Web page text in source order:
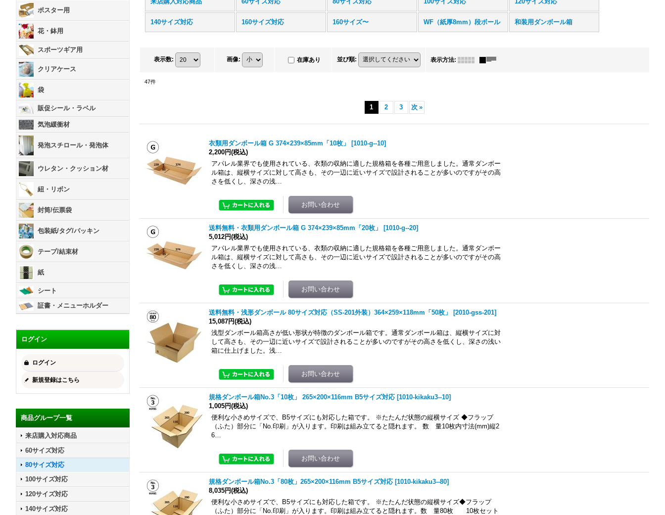
ポスター用
花・鉢用
スポーツギア用
クリアケース
袋
販促シール・ラベル
気泡緩衝材
発泡スチロール・発泡体
ウレタン・クッション材
紐・リボン
封筒/伝票袋
包装紙/タグ/パッキン
テープ/結束材
紙
シート
証書・メニューホルダー
ログイン
ログイン
新規登録はこちら
商品グループ一覧
来店購入対応商品
60サイズ対応
80サイズ対応
100サイズ対応
120サイズ対応
140サイズ対応
140サイズ対応 160サイズ対応 160サイズ〜 WF（紙厚8mm）段ボール 和装用ダンボール箱
表示数: 画像: 在庫あり 並び順: 表示方法:
47件
1 2 3 次 »
衣類用ダンボール箱 G 374×239×85mm「10枚」 [1010-g--10]
2,200円(税込)
アパレル業界でも使用されている、衣類の収納に適した規格箱を各種ご用意しました。通常ダンボー
ル箱は、縦横サイズに対して高さも、その一辺に近いサイズで設計されることが多いのですがその高
さを低くし、深さの浅…
送料無料・衣類用ダンボール箱 G 374×239×85mm「20枚」 [1010-g--20]
5,012円(税込)
アパレル業界でも使用されている、衣類の収納に適した規格箱を各種ご用意しました。通常ダンボー
ル箱は、縦横サイズに対して高さも、その一辺に近いサイズで設計されることが多いのですがその高
さを低くし、深さの浅…
送料無料・浅形ダンボール 80サイズ対応（SS-201外装）364×259×118mm「50枚」 [2010-gss-201]
15,087円(税込)
浅型ダンボール箱高さが低い形状が特徴のダンボール箱です。通常ダンボール箱は、縦横サイズに対
して高さも、その一辺に近いサイズで設計されることが多いのですがその高さを低くし、深さの浅い
箱に仕上げました。浅…
規格ダンボール箱No.3「10枚」 265×200×116mm B5サイズ対応 [1010-kikaku3--10]
1,005円(税込)
便利な小さめサイズで、B5サイズにも対応した箱です。 ※たたんだ状態の縦横サイズ ◆フラップ
（ふた）部分に「No.印刷」が入ります。印刷は組み立てると隠れます。 数 量10枚内寸法(mm)縦2
6…
規格ダンボール箱No.3「80枚」265×200×116mm B5サイズ対応 [1010-kikaku3--80]
8,035円(税込)
便利な小さめサイズで、B5サイズにも対応した箱です。 ※たたんだ状態の縦横サイズ◆フラップ
（ふた）部分に「No.印刷」が入ります。印刷は組み立てると隠れます。数 量80枚 10枚セット